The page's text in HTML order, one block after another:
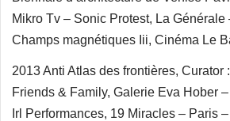
Mikro Tv – Sonic Protest, La Générale
Champs magnétiques Iii, Cinéma Le
2013 Anti Atlas des frontières,
Friends & Family, Galerie Eva Hober
Irl Performances, 19 Miracles – Paris